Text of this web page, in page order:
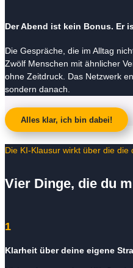
Der Abend ist kein Bonus. Er
Die Gespräche, die im Alltag
Zwölf Menschen mit ähnlicher
ohne Zeitdruck. Das Netzwerk
sondern danach.
Alles klar, ich bin dabei!
Die KI-Klausur wirkt über die die
Vier Dinge, die du
1
Klarheit über deine eigene